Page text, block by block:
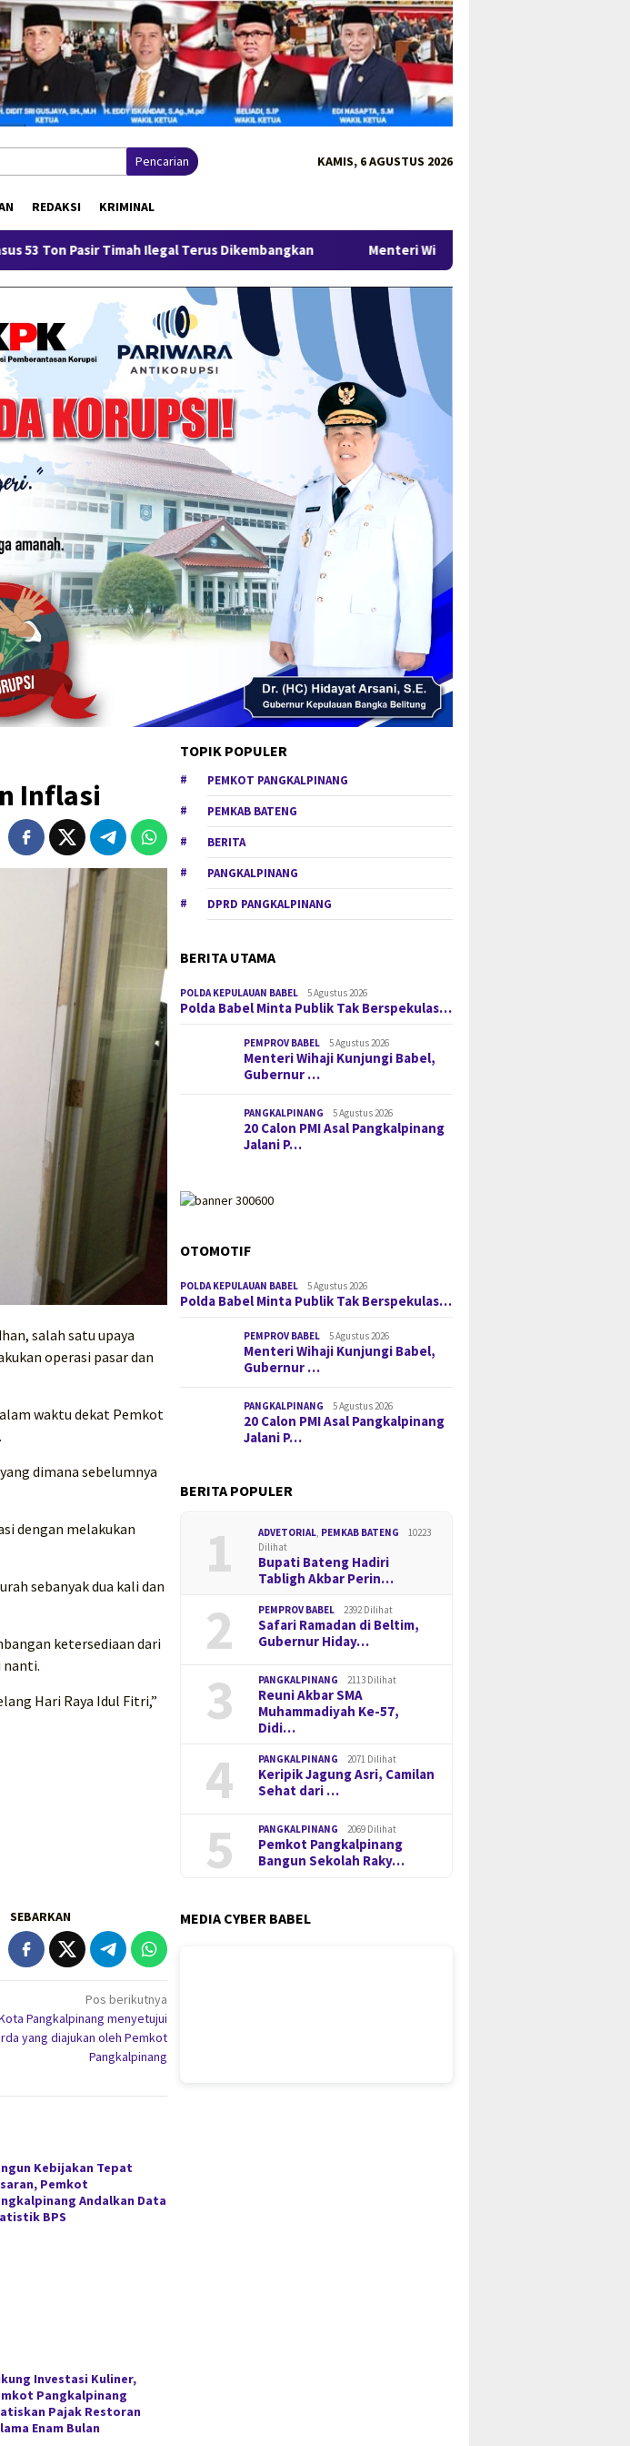
Pencarian KAMIS, 6 AGUSTUS 2026
REDAKSI KRIMINAL
Ilegal Terus Dikembangkan Menteri Wihaji Kunjungi Babel, Gubernur Hidayat
Inflasi
salah satu upaya
operasi pasar dan
waktu dekat Pemkot
dimana sebelumnya
dengan melakukan
sebanyak dua kali dan
ketersediaan dari
nanti.
Hari Raya Idul Fitri,”
SEBARKAN
Pos berikutnya
Pangkalpinang menyetujui
yang diajukan oleh Pemkot
Pangkalpinang
Kebijakan Tepat
Pemkot
Andalkan Data
BPS
Investasi Kuliner,
Pangkalpinang
Pajak Restoran
Enam Bulan
TOPIK POPULER
PEMKOT PANGKALPINANG
PEMKAB BATENG
BERITA
PANGKALPINANG
DPRD PANGKALPINANG
BERITA UTAMA
POLDA KEPULAUAN BABEL 5 Agustus 2026
Polda Babel Minta Publik Tak Berspekulas…
PEMPROV BABEL 5 Agustus 2026
Menteri Wihaji Kunjungi Babel,
Gubernur …
PANGKALPINANG 5 Agustus 2026
20 Calon PMI Asal Pangkalpinang
Jalani P…
OTOMOTIF
POLDA KEPULAUAN BABEL 5 Agustus 2026
Polda Babel Minta Publik Tak Berspekulas…
PEMPROV BABEL 5 Agustus 2026
Menteri Wihaji Kunjungi Babel,
Gubernur …
PANGKALPINANG 5 Agustus 2026
20 Calon PMI Asal Pangkalpinang
Jalani P…
BERITA POPULER
1 ADVETORIAL, PEMKAB BATENG
10223
Dilihat
Bupati Bateng Hadiri
Tabligh Akbar Perin…
2 PEMPROV BABEL 2392 Dilihat
Safari Ramadan di Beltim,
Gubernur Hiday…
3 PANGKALPINANG 2113 Dilihat
Reuni Akbar SMA
Muhammadiyah Ke-57,
Didi…
4 PANGKALPINANG 2071 Dilihat
Keripik Jagung Asri, Camilan
Sehat dari …
5 PANGKALPINANG 2069 Dilihat
Pemkot Pangkalpinang
Bangun Sekolah Raky…
MEDIA CYBER BABEL